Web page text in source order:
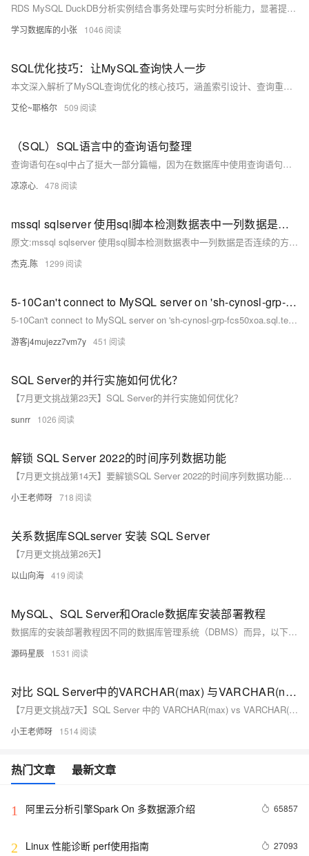
RDS MySQL DuckDB分析实例结合事务处理与实时分析能力，显著提升SQL查询性能，最高可达200倍，兼容MySQL语法，无需额外学习成本。
学习数据库的小张 1046
SQL优化技巧：让MySQL查询快人一步
本文深入解析了MySQL查询优化的核心技巧，涵盖索引设计、查询重写、分页优化、批量操作、数据类型优化及性能监控等方面，帮助开发者显著提升数据库性能，解决慢查询问题，适用于高并发与大数据场景。
艾伦~耶格尔 509
（SQL）SQL语言中的查询语句整理
查询语句在sql中占了挺大一部分篇幅，因为在数据库中使用查询语句的次数远多于更新与删除命令。而查询语句比起其他语句要更加的复杂，可因为sql是数据库不可或缺的一部分，所以即使不懂，也必须得弄懂，以上。
凉凉心. 478
mssql sqlserver 使用sql脚本检测数据表中一列数据是否连续的方法分享
原文:mssql sqlserver 使用sql脚本检测数据表中一列数据是否连续的方法分享 原文地址:http://www.maomao365.com/?p=7335 摘要: 数据表中，有一列是自动流水号，由于各种操作异常原因(或者插入失败)，此列数据会变的不连续，下文将讲述使...
杰克.陈 1299
5-10Can't connect to MySQL server on 'sh-cynosl-grp-fcs50xoa.sql.tencentcdb.com' (110)")
5-10Can't connect to MySQL server on 'sh-cynosl-grp-fcs50xoa.sql.tencentcdb.com' (110)")
游客j4mujezz7vm7y 451
SQL Server的并行实施如何优化？
【7月更文挑战第23天】SQL Server的并行实施如何优化？
sunrr 1026
解锁 SQL Server 2022的时间序列数据功能
【7月更文挑战第14天】要解锁SQL Server 2022的时间序列数据功能，可使用`generate_series`函数生成整数序列，例如：`SELECT value FROM generate_series(1, 10)。此外，`date_bucket`函数能按指定间隔（如周）对日期时间值分组，这些工具结合窗口函数和其他时间日期函数，能高效处理和分析时间序列数据。更多信息请参考官方文档和技术资料。
小王老师呀 718
关系数据库SQLserver 安装 SQL Server
【7月更文挑战第26天】
以山向海 419
MySQL、SQL Server和Oracle数据库安装部署教程
数据库的安装部署教程因不同的数据库管理系统（DBMS）而异，以下将以MySQL、SQL Server和Oracle为例，分别概述其安装部署的基本步骤。请注意，由于软件版本和操作系统的不同，具体步骤可能会有所变化。
源码星辰 1531
对比 SQL Server中的VARCHAR(max) 与VARCHAR(n) 数据类型
【7月更文挑战7天】SQL Server 中的 VARCHAR(max) vs VARCHAR(n): - VARCHAR(n) 存储最多 n 个字符（1-8000），适合短文本。 - VARCHAR(max) 可存储约 21 亿个字符，适合大量文本。 - VARCHAR(n) 在处理小数据时性能更好，空间固定。 - VARCHAR(max) 对于大文本更合适，但可能影响性能。 - 选择取决于数据长度预期和业务需求。
小王老师呀 1514
热门文章 最新文章
1 阿里云分析引擎Spark On 多数据源介绍 65857
2 Linux 性能诊断 perf使用指南 27093